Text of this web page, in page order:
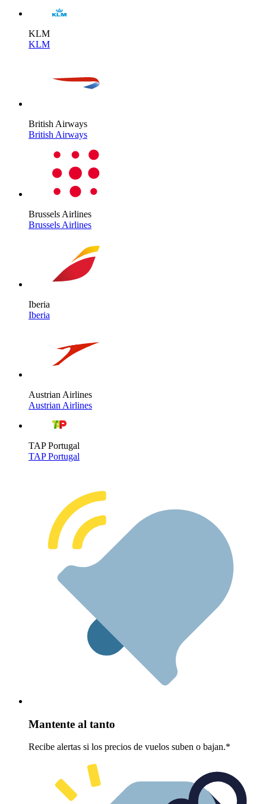
KLM
KLM
British Airways
British Airways
Brussels Airlines
Brussels Airlines
Iberia
Iberia
Austrian Airlines
Austrian Airlines
TAP Portugal
TAP Portugal
Mantente al tanto
Recibe alertas si los precios de vuelos suben o bajan.*